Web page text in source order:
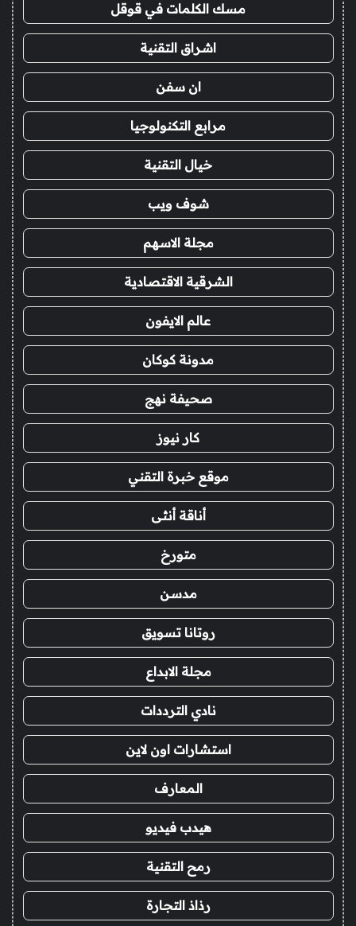
مسك الكلمات في قوقل
اشراق التقنية
ان سفن
مرابع التكنولوجيا
خيال التقنية
شوف ويب
مجلة الاسهم
الشرقية الاقتصادية
عالم الايفون
مدونة كوكان
صحيفة نهج
كار نيوز
موقع خبرة التقني
أناقة أنثى
متورخ
مدسن
روتانا تسويق
مجلة الابداع
نادي الترددات
استشارات اون لاين
المعارف
هيدب فيديو
رمح التقنية
رذاذ التجارة